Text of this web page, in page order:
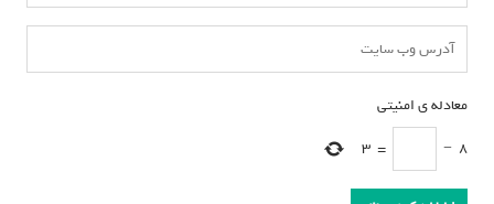
معادله ی امنیتی
8
−
=
3